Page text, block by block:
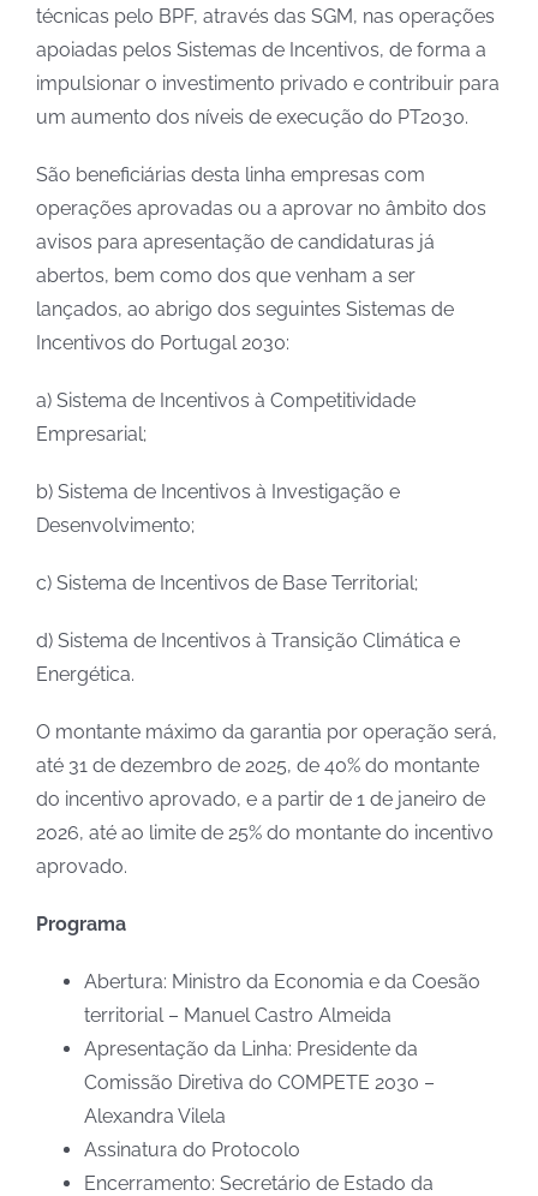
técnicas pelo BPF, através das SGM, nas operações
apoiadas pelos Sistemas de Incentivos, de forma a
impulsionar o investimento privado e contribuir para
um aumento dos níveis de execução do PT2030.
São beneficiárias desta linha empresas com
operações aprovadas ou a aprovar no âmbito dos
avisos para apresentação de candidaturas já
abertos, bem como dos que venham a ser
lançados, ao abrigo dos seguintes Sistemas de
Incentivos do Portugal 2030:
a) Sistema de Incentivos à Competitividade
Empresarial;
b) Sistema de Incentivos à Investigação e
Desenvolvimento;
c) Sistema de Incentivos de Base Territorial;
d) Sistema de Incentivos à Transição Climática e
Energética.
O montante máximo da garantia por operação será,
até 31 de dezembro de 2025, de 40% do montante
do incentivo aprovado, e a partir de 1 de janeiro de
2026, até ao limite de 25% do montante do incentivo
aprovado.
Programa
Abertura: Ministro da Economia e da Coesão
territorial – Manuel Castro Almeida
Apresentação da Linha: Presidente da
Comissão Diretiva do COMPETE 2030 –
Alexandra Vilela
Assinatura do Protocolo
Encerramento: Secretário de Estado da